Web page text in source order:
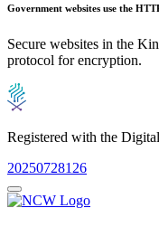
Government websites use the
Secure websites in the
protocol for encryption.
Registered with the
20250728126